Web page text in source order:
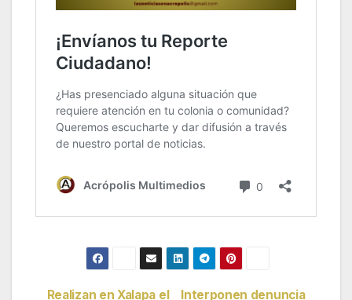
Interponen denuncia
Realizan en Xalapa el